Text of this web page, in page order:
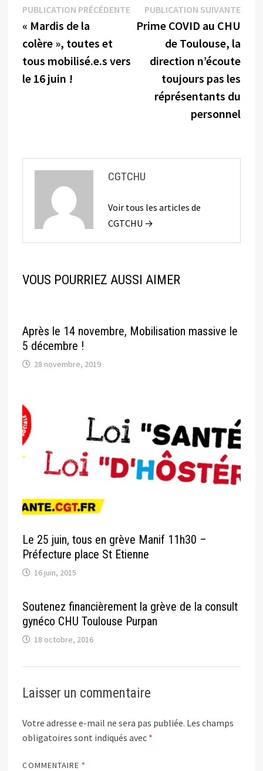
Navigation
de
l’article
PUBLICATION PRÉCÉDENTEPublication
précédente :
« Mardis de la
colère », toutes et
tous mobilisé.e.s vers
le 16 juin !
PUBLICATION SUIVANTE
Prime COVID au CHU
de Toulouse, la
direction n’écoute
toujours pas les
réprésentants du
personnel
CGTCHU
Voir tous les articles de
CGTCHU →
VOUS POURRIEZ AUSSI AIMER
Après le 14 novembre, Mobilisation massive le
5 décembre !
28 novembre, 2019
Le 25 juin, tous en grève Manif 11h30 –
Préfecture place St Etienne
16 juin, 2015
Soutenez financièrement la grève de la consult
gynéco CHU Toulouse Purpan
18 octobre, 2016
Laisser un commentaire
Votre adresse e-mail ne sera pas publiée. Les champs
obligatoires sont indiqués avec *
COMMENTAIRE *